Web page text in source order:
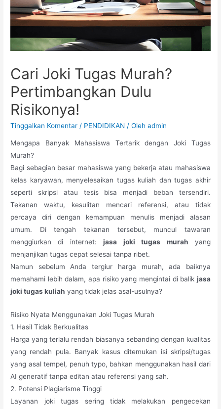
Cari Joki Tugas Murah?
Pertimbangkan Dulu
Risikonya!
Tinggalkan Komentar / PENDIDIKAN / Olehadmin
Mengapa Banyak Mahasiswa Tertarik dengan Joki Tugas
Murah?
Bagi sebagian besar mahasiswa yang bekerja atau mahasiswa
kelas karyawan, menyelesaikan tugas kuliah dan tugas akhir
seperti skripsi atau tesis bisa menjadi beban tersendiri.
Tekanan waktu, kesulitan mencari referensi, atau tidak
percaya diri dengan kemampuan menulis menjadi alasan
umum. Di tengah tekanan tersebut, muncul tawaran
menggiurkan di internet:jasa joki tugas murah yang
menjanjikan tugas cepat selesai tanpa ribet.
Namun sebelum Anda tergiur harga murah, ada baiknya
memahami lebih dalam, apa risiko yang mengintai di balik jasa
joki tugas kuliah yang tidak jelas asal-usulnya?
Risiko Nyata Menggunakan Joki Tugas Murah
1. Hasil Tidak Berkualitas
Harga yang terlalu rendah biasanya sebanding dengan kualitas
yang rendah pula. Banyak kasus ditemukan isi skripsi/tugas
yang asal tempel, penuh typo, bahkan menggunakan hasil dari
AI generatif tanpa editan atau referensi yang sah.
2. Potensi Plagiarisme Tinggi
Layanan joki tugas sering tidak melakukan pengecekan